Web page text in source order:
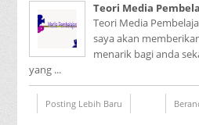
Teori Media
Teori Media
saya akan
menarik bagi anda
yang ...
Posting Lebih Baru